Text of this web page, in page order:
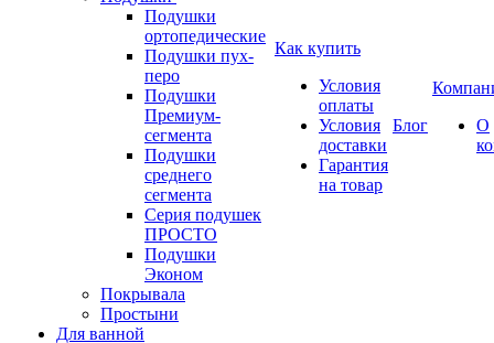
Подушки
ортопедические
Подушки пух-
перо
Подушки
Премиум-
сегмента
Подушки
среднего
сегмента
Серия подушек
ПРОСТО
Подушки
Эконом
Покрывала
Простыни
Для ванной
Как купить
Условия
оплаты
Условия
доставки
Гарантия
на товар
Блог
О